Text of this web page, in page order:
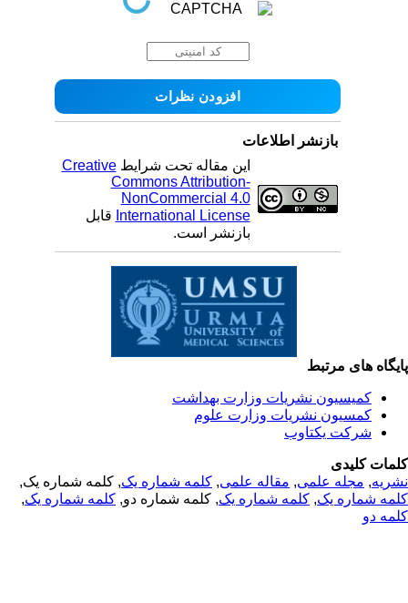
بازنشر اطلاعات
این مقاله تحت شرایطCreative
Commons Attribution-
NonCommercial 4.0
International Licenseقابل
بازنشر است.
های مرتبط
کمیسیون نشریات وزارت بهداشت
کمسیون نشریات وزارت علوم
شرکت یکتاوب
کلیدی
,مجله علمی, مقاله علمی, کلمه شماره یک, کلمه شماره یک,
شماره یک,کلمه شماره یک, کلمه شماره دو,کلمه شماره یک,
دو